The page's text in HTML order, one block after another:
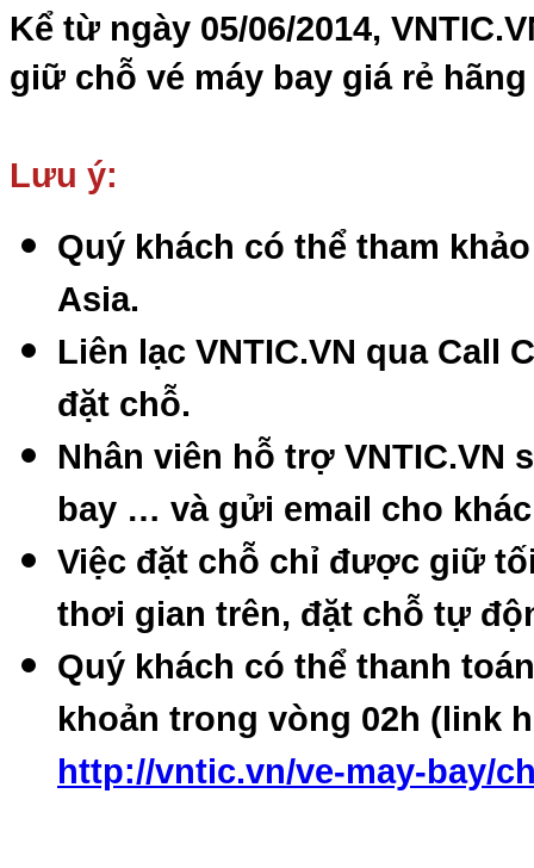
Kể từ ngày 05/06/2014,
giữ chỗ vé máy bay giá rẻ
Lưu ý:
Quý khách có thể tham
Asia.
Liên lạc VNTIC.VN qua Call
đặt chỗ.
Nhân viên hỗ trợ VNTIC.VN
bay … và gửi email cho
Việc đặt chỗ chỉ được giữ
thơi gian trên, đặt chỗ tự
Quý khách có thể thanh
khoản trong vòng 02h (link
http://vntic.vn/ve-may-bay/